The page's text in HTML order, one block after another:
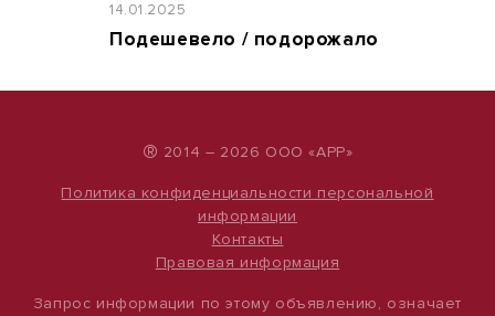
14.01.2025
Подешевело / подорожало
® 2014 – 2026 ООО «АРР»
Политика конфиденциальности персональной
информации
Контакты
Правовая информация
Запрос информации по этому объявлению, означает